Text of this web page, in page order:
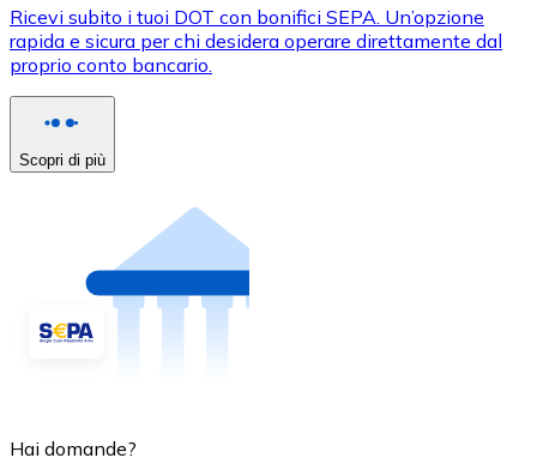
Ricevi subito i tuoi DOT con bonifici SEPA. Un’opzione
rapida e sicura per chi desidera operare direttamente dal
proprio conto bancario.
Scopri di più
Hai domande?